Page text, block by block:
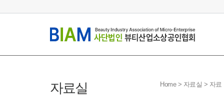
자료실 Home > 자료실 > 자료